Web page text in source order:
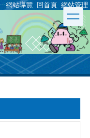
:::網站導覽 回首頁 網站管理